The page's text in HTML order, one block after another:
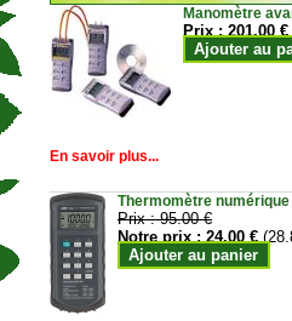
Manomètre
Prix :201.00 €
Ajouter au
En savoir plus...
Thermomètre
Prix :95.00 €
Notre prix :24.00 €
Ajouter au panier